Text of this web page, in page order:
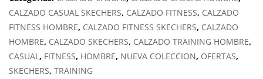
CALZADO CASUAL SKECHERS, CALZADO FITNESS, CALZADO
FITNESS HOMBRE, CALZADO FITNESS SKECHERS, CALZADO
HOMBRE, CALZADO SKECHERS, CALZADO TRAINING HOMBRE,
CASUAL, FITNESS, HOMBRE, NUEVA COLECCION, OFERTAS,
SKECHERS, TRAINING